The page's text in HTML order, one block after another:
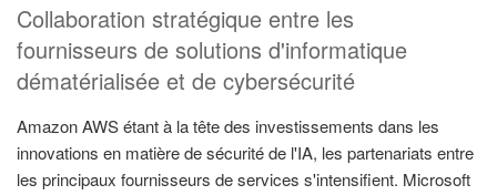
Collaboration stratégique entre les
fournisseurs de solutions d'informatique
dématérialisée et de cybersécurité
Amazon AWS étant à la tête des investissements dans les
innovations en matière de sécurité de l'IA, les partenariats entre
les principaux fournisseurs de services s'intensifient. Microsoft